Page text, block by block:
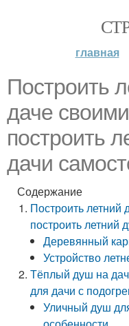
главная
Построить
даче
построить
дачи
Содержание
Построить летний
построить летний
Деревянный
Устройство
Тёплый душ на
для дачи с
Уличный душ